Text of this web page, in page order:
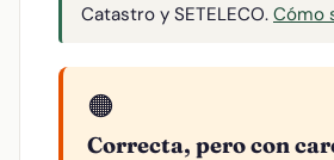
Catastro y SETELECO. Cómo
🟠
Correcta, pero con